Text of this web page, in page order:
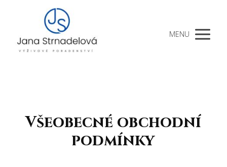
MENU
Všeobecné obchodní
podmínky